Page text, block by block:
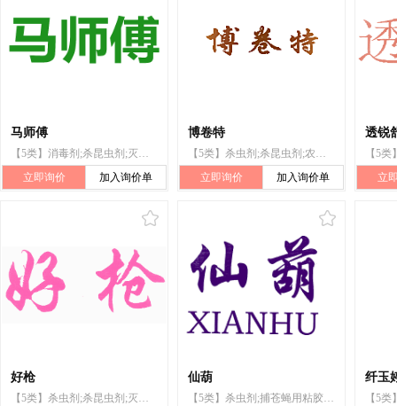
马师傅
【5类】消毒剂;杀昆虫剂;灭鼠剂;驱昆虫剂;烟精(杀虫剂);消灭有害植物制剂;鼠药;杀虫剂
立即询价
加入询价单
博卷特
【5类】杀虫剂;杀昆虫剂;农业用杀菌剂;灭鼠剂;驱昆虫剂;除草剂;杀螨剂;防蛀剂;灭蝇剂;卫生球
立即询价
加入询价单
透锐
立
好枪
【5类】杀虫剂;杀昆虫剂;灭鼠剂;鼠药;防蛀剂;粘蝇纸;灭蝇剂;蚊香;粘蝇带;卫生球
仙葫
【5类】杀虫剂;捕苍蝇用粘胶;狗用驱虫剂;婴儿奶粉;蚊香;灭鼠剂;粘蝇纸;卫生球;驱虫用香;灭蝇剂
纤玉